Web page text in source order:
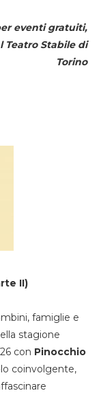
eventi gratuiti,
Teatro Stabile di
Torino
II)
famiglie e
stagione
con Pinocchio
coinvolgente,